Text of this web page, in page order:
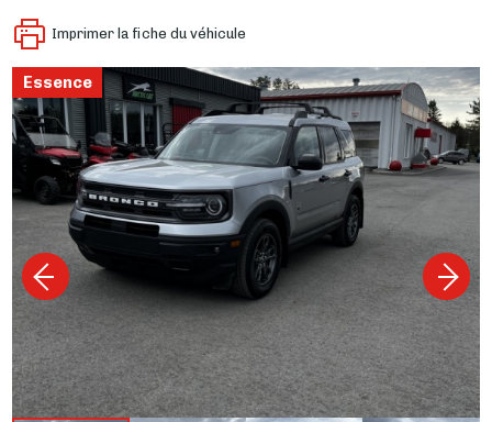
Imprimer la fiche du véhicule
Essence